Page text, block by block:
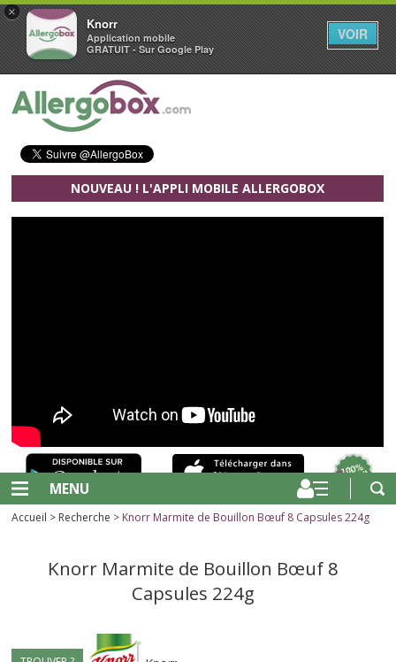
×
Knorr
Application mobile
GRATUIT - Sur Google Play
VOIR
Aller au contenu principal
NOUVEAU ! L'APPLI MOBILE ALLERGOBOX
MENU
Accueil > Recherche > Knorr Marmite de Bouillon Bœuf 8 Capsules 224g
Knorr Marmite de Bouillon Bœuf 8
Capsules 224g